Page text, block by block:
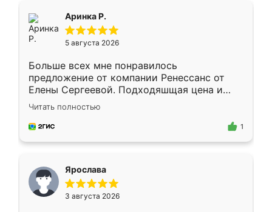
Аринка Р.
5 августа 2026
Больше всех мне понравилось
предложение от компании Ренессанс от
Елены Сергеевой. Подходяшщая цена и
короткие сроки изготовления. Приехавший
для замера сотрудник Владислав
предложил по моему эскизу самый
Читать полностью
1
Ярослава
3 августа 2026